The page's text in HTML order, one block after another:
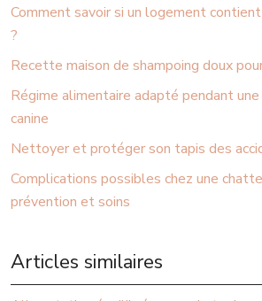
Comment savoir si un logement
?
Recette maison de shampoing doux
Régime alimentaire adapté pendant
canine
Nettoyer et protéger son tapis des
Complications possibles chez une
prévention et soins
Articles similaires